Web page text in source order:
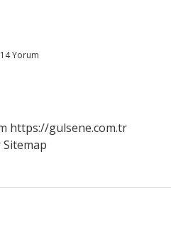
14 Yorum
https://gulsene.com.tr
Sitemap